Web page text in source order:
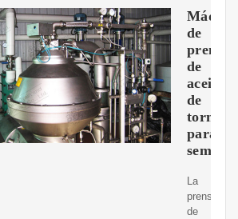
de
prensa
de
aceite
de
tornillo
para
semillas
La
prensa
de